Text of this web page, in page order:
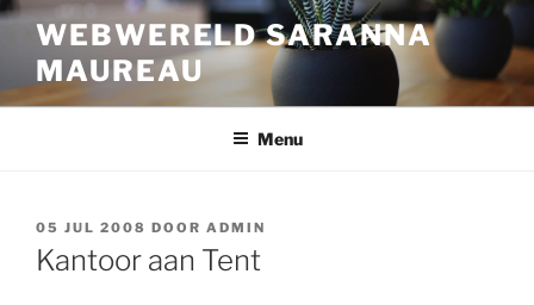
Ga
inhoud
WEBWERELD SARANNA
MAUREAU
Menu
GEPLAATST
OP
05 JUL 2008 DOOR ADMIN
Kantoor aan Tent